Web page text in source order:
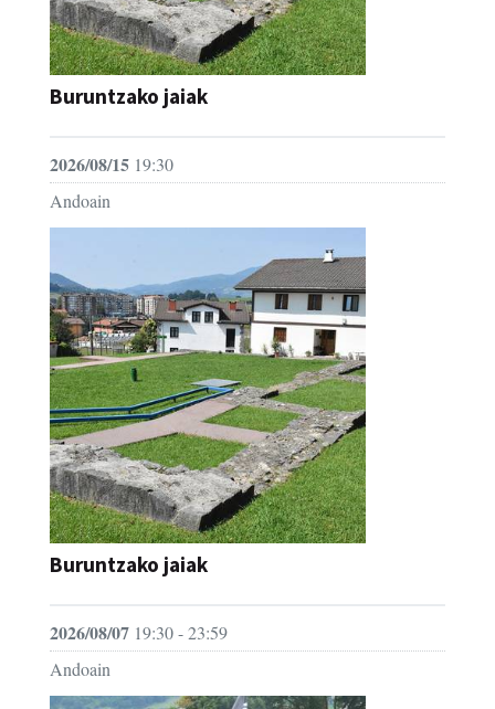
Buruntzako jaiak
2026/08/15 19:30
Andoain
Buruntzako jaiak
2026/08/07 19:30 - 23:59
Andoain